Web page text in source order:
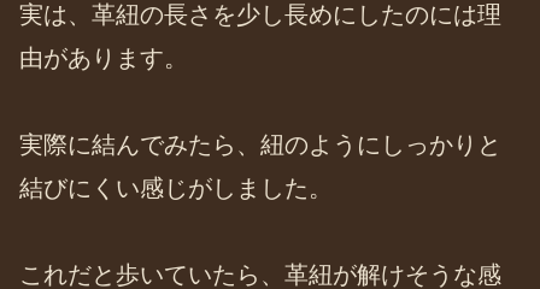
実は、革紐の長さを少し長めにしたのには理
由があります。
実際に結んでみたら、紐のようにしっかりと
結びにくい感じがしました。
これだと歩いていたら、革紐が解けそうな感